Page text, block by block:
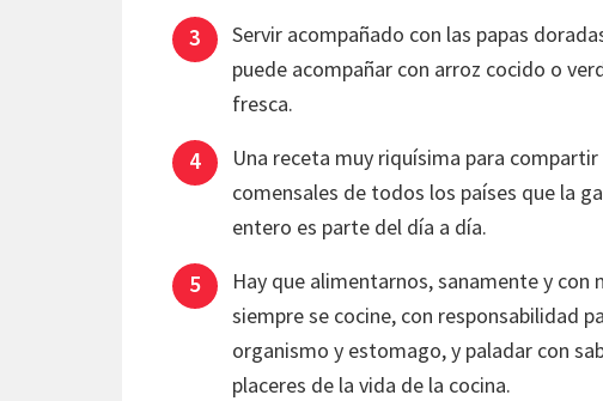
Servir acompañado con las papas
puede acompañar con arroz cocido o
fresca.
Una receta muy riquísima para
comensales de todos los países que la
entero es parte del día a día.
Hay que alimentarnos, sanamente y
siempre se cocine, con responsabilidad
organismo y estomago, y paladar con
placeres de la vida de la cocina.